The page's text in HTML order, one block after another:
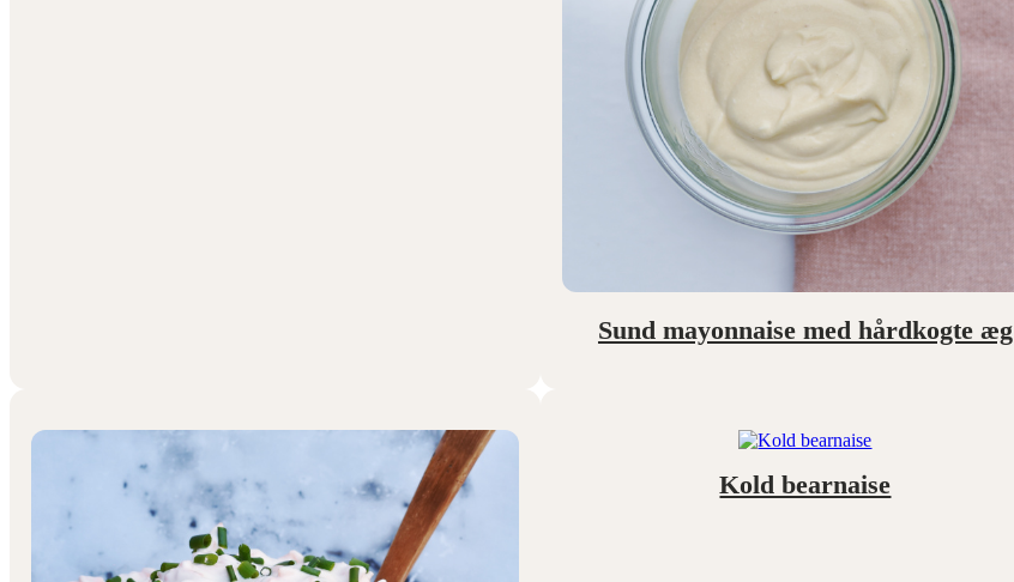
Sund mayonnaise med hårdkogte æg
Kold bearnaise